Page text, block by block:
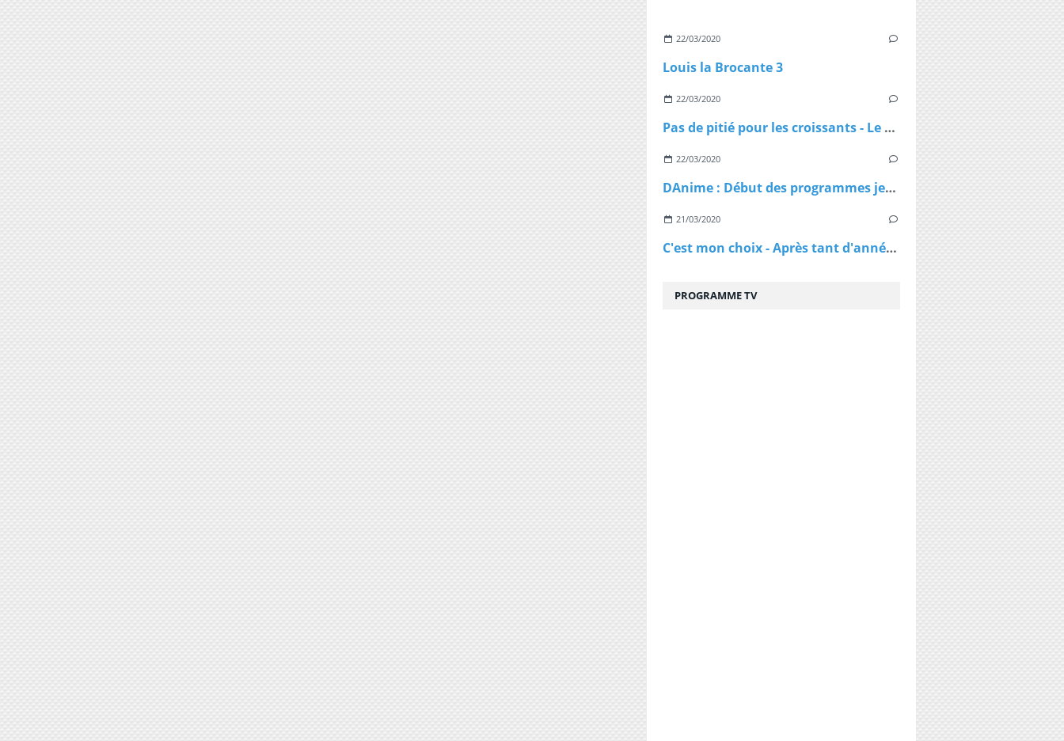
22/03/2020
Louis la Brocante 3
22/03/2020
Pas de pitié pour les croissants - Le croissant pirate
22/03/2020
DAnime : Début des programmes jeunesse jusqu'en 1974
21/03/2020
C'est mon choix - Après tant d'années de mariage, vais-je réussir à te séduire à nouveau ?
PROGRAMME TV